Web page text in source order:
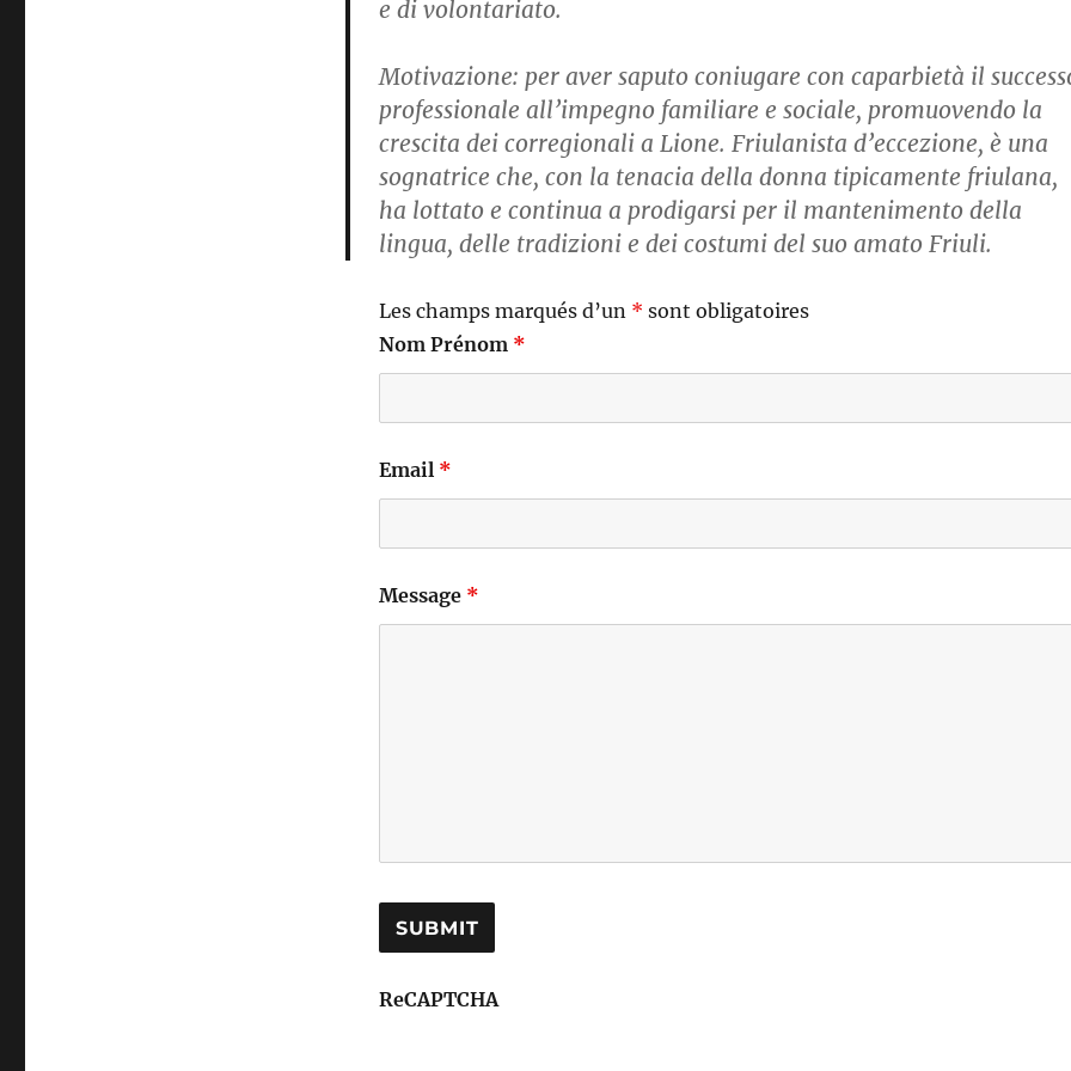
e di volontariato.
Motivazione: per aver saputo coniugare con caparbietà il
professionale all’impegno familiare e sociale, promuovendo la
crescita dei corregionali a Lione. Friulanista d’eccezione, è una
sognatrice che, con la tenacia della donna tipicamente friulana,
ha lottato e continua a prodigarsi per il mantenimento della
lingua, delle tradizioni e dei costumi del suo amato Friuli.
Les champs marqués d’un * sont obligatoires
Nom Prénom *
Email *
Message *
ReCAPTCHA